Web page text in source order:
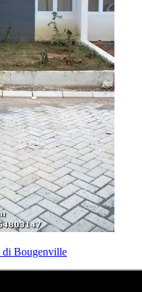
di Bougenville